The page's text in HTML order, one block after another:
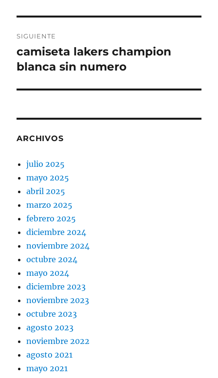
SIGUIENTE
Entrada
siguiente:
camiseta lakers champion
blanca sin numero
ARCHIVOS
julio 2025
mayo 2025
abril 2025
marzo 2025
febrero 2025
diciembre 2024
noviembre 2024
octubre 2024
mayo 2024
diciembre 2023
noviembre 2023
octubre 2023
agosto 2023
noviembre 2022
agosto 2021
mayo 2021